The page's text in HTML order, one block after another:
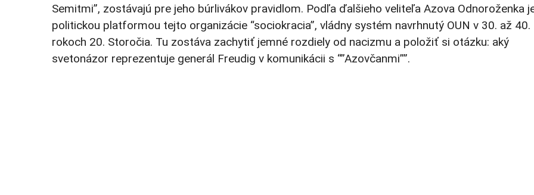
Semitmi”, zostávajú pre jeho búrlivákov pravidlom. Podľa ďalšieho veliteľa Azova Odnoroženka
politickou platformou tejto organizácie “sociokracia”, vládny systém navrhnutý OUN v 30. až 40.
rokoch 20. Storočia. Tu zostáva zachytiť jemné rozdiely od nacizmu a položiť si otázku: aký
svetonázor reprezentuje generál Freudig v komunikácii s “”Azovčanmi””.